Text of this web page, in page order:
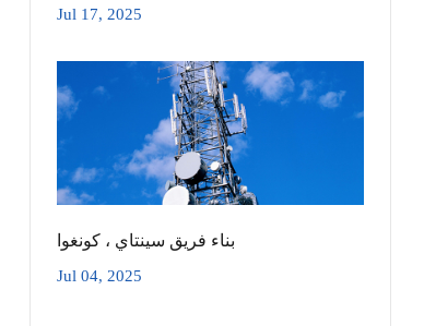
Jul 17, 2025
بناء فريق سينتاي ، كونغوا
Jul 04, 2025